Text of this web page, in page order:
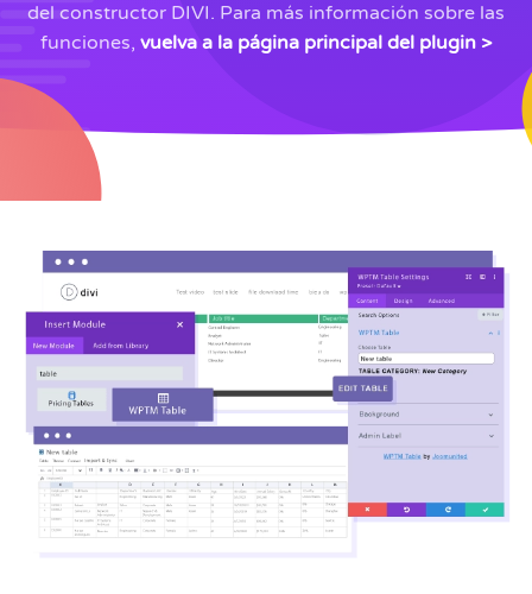
del constructor DIVI. Para más información sobre las
funciones, vuelva a la página principal del plugin >